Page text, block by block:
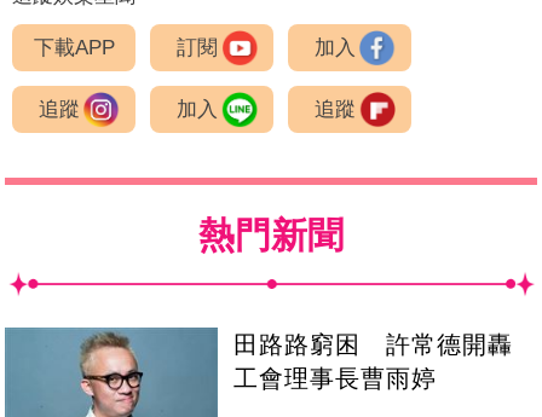
下載APP 訂閱 加入
追蹤 加入 追蹤
熱門新聞
田路路窮困 許常德開轟
工會理事長曹雨婷